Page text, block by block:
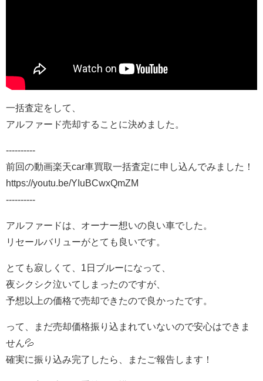
一括査定をして、
アルファード売却することに決めました。
----------
前回の動画楽天car車買取一括査定に申し込んでみました！
https://youtu.be/YIuBCwxQmZM
----------
アルファードは、オーナー想いの良い車でした。
リセールバリューがとても良いです。
とても寂しくて、1日ブルーになって、
夜シクシク泣いてしまったのですが、
予想以上の価格で売却できたので良かったです。
って、まだ売却価格振り込まれていないので安心はできま
せん💦
確実に振り込み完了したら、またご報告します！